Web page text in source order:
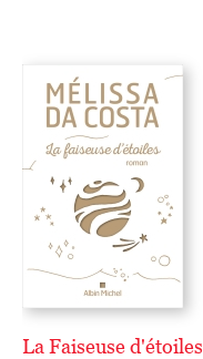
La Faiseuse d'étoiles